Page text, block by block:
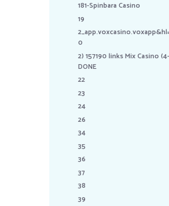
181-Spinbara Casino
19
0
2) 157190 links Mix Casino
DONE
22
23
24
26
34
35
36
37
38
39